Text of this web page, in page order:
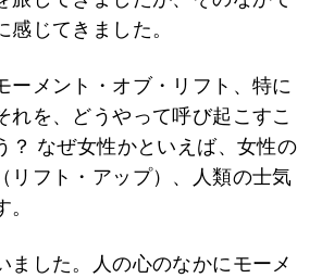
じてきました。
ーメント・オブ・リフト、特に
れを、どうやって呼び起こすこ
？ なぜ女性かといえば、女性の
リフト・アップ）、人類の士気
ました。人の心のなかにモーメ